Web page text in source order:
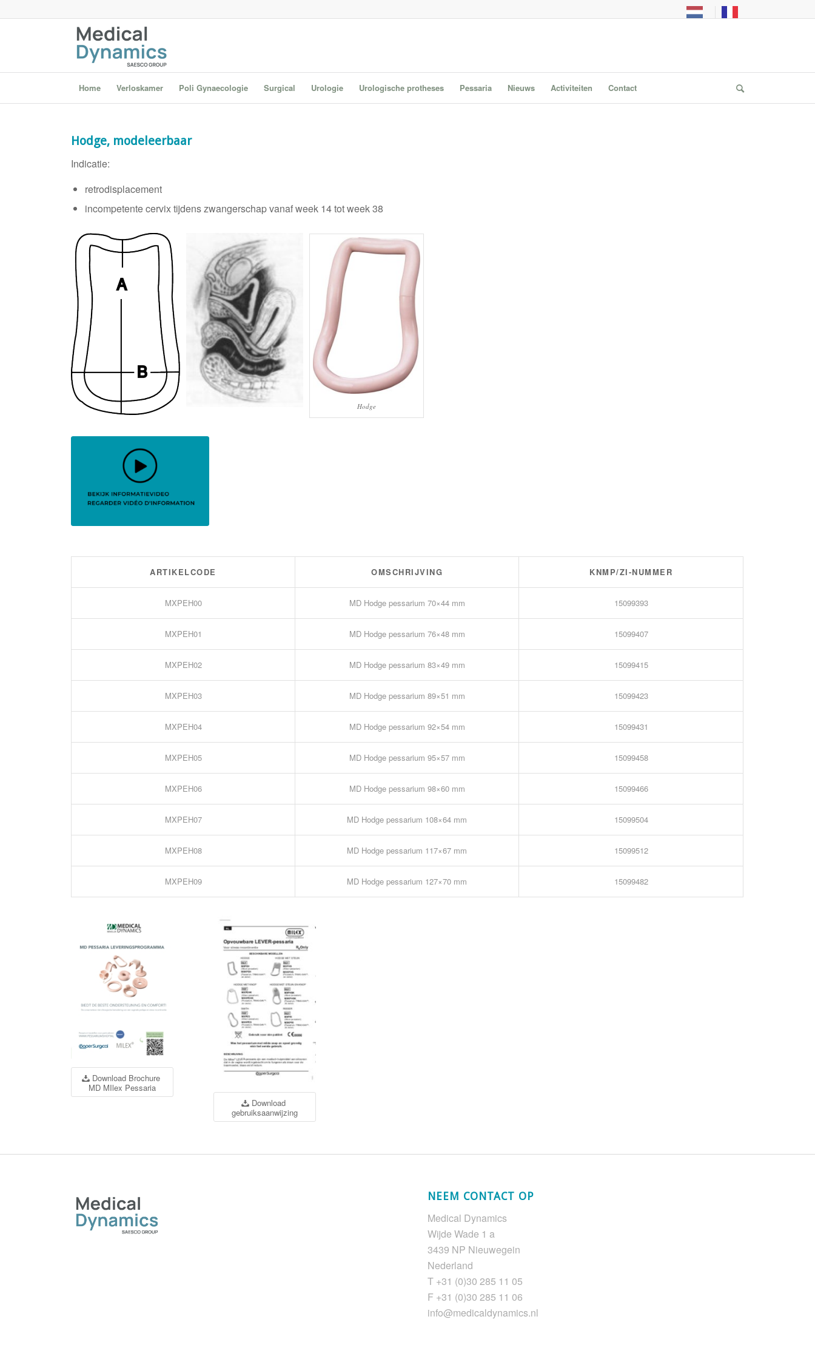
Home Verloskamer Poli Gynaecologie Surgical Urologie Urologische protheses Pessaria Nieuws Activiteiten Contact
Hodge, modeleerbaar
Indicatie:
retrodisplacement
incompetente cervix tijdens zwangerschap vanaf week 14 tot week 38
Hodge
ARTIKELCODE OMSCHRIJVING KNMP/ZI-NUMMER
MXPEH00 MD Hodge pessarium 70×44 mm 15099393
MXPEH01 MD Hodge pessarium 76×48 mm 15099407
MXPEH02 MD Hodge pessarium 83×49 mm 15099415
MXPEH03 MD Hodge pessarium 89×51 mm 15099423
MXPEH04 MD Hodge pessarium 92×54 mm 15099431
MXPEH05 MD Hodge pessarium 95×57 mm 15099458
MXPEH06 MD Hodge pessarium 98×60 mm 15099466
MXPEH07 MD Hodge pessarium 108×64 mm 15099504
MXPEH08 MD Hodge pessarium 117×67 mm 15099512
MXPEH09 MD Hodge pessarium 127×70 mm 15099482
Download Brochure
MD MIlex Pessaria
Download
gebruiksaanwijzing
NEEM CONTACT OP
Medical Dynamics
Wijde Wade 1 a
3439 NP Nieuwegein
Nederland
T +31 (0)30 285 11 05
F +31 (0)30 285 11 06
info@medicaldynamics.nl